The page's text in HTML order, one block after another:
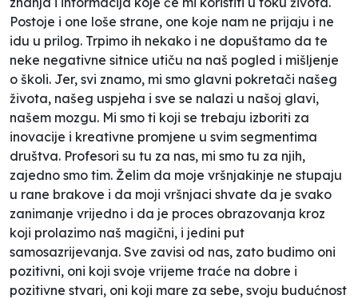
Postoje i one loše strane, one koje nam ne prijaju i ne
idu u prilog. Trpimo ih nekako i ne dopuštamo da te
neke negativne sitnice utiču na naš pogled i mišljenje
o školi. Jer, svi znamo, mi smo glavni pokretači našeg
života, našeg uspjeha i sve se nalazi u našoj glavi,
našem mozgu. Mi smo ti koji se trebaju izboriti za
inovacije i kreativne promjene u svim segmentima
društva. Profesori su tu za nas, mi smo tu za njih,
zajedno smo tim. Želim da moje vršnjakinje ne stupaju
u rane brakove i da moji vršnjaci shvate da je svako
zanimanje vrijedno i da je proces obrazovanja kroz
koji prolazimo naš magični, i jedini put
samosazrijevanja. Sve zavisi od nas, zato budimo oni
pozitivni, oni koji svoje vrijeme traće na dobre i
pozitivne stvari, oni koji mare za sebe, svoju budućnost